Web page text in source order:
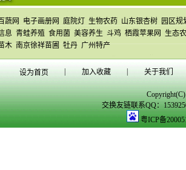
蔬网 电子画册网 庭院灯 生物农药 山东银杏树 园区规
息 青蛙养殖 食用菌 美容养生 斗鸡 栖霞苹果网
生态
木 南京徐祥苗圃 牡丹 广州特产
设为首页 加入收藏 关于我们
交换友链联系QQ：
粤ICP备